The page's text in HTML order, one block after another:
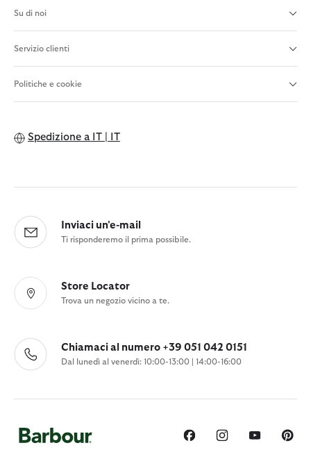
Su di noi
Servizio clienti
Politiche e cookie
Spedizione a IT | IT
Inviaci un'e-mail
Ti risponderemo il prima possibile.
Store Locator
Trova un negozio vicino a te.
Chiamaci al numero +39 051 042 0151
Dal lunedì al venerdì: 10:00-13:00 | 14:00-16:00